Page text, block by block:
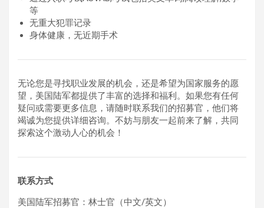
等
无重大犯罪记录
身体健康，无近期手术
无论您是寻找职业发展的机会，还是希望为国家服务的愿
望，美国陆军都提供了丰富的选择和福利。如果您有任何
疑问或需要更多信息，请随时联系我们的招募官，他们将
竭诚为您提供详细咨询。不妨与朋友一起前来了解，共同
探索这个激动人心的机会！
联系方式
美国陆军招募官：林士官（中文/英文）